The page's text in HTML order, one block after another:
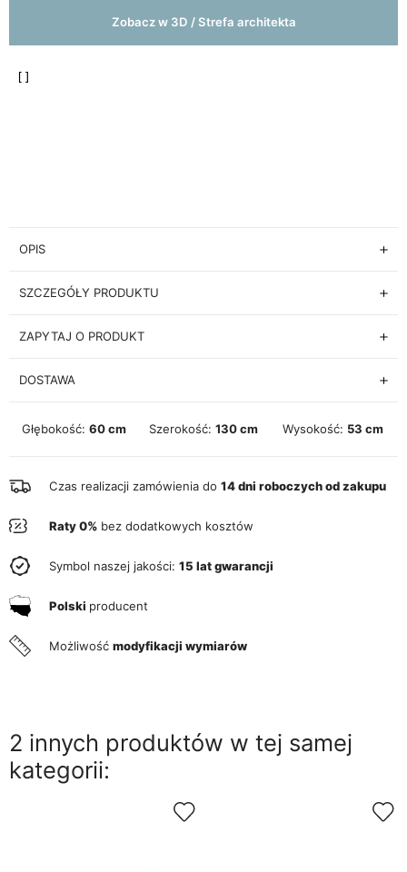
Zobacz w 3D / Strefa architekta
OPIS
SZCZEGÓŁY PRODUKTU
ZAPYTAJ O PRODUKT
DOSTAWA
Głębokość: 60 cm Szerokość: 130 cm Wysokość: 53 cm
Czas realizacji zamówienia do 14 dni roboczych od zakupu
Raty 0% bez dodatkowych kosztów
Symbol naszej jakości: 15 lat gwarancji
Polski producent
Możliwość modyfikacji wymiarów
2 innych produktów w tej samej
kategorii: